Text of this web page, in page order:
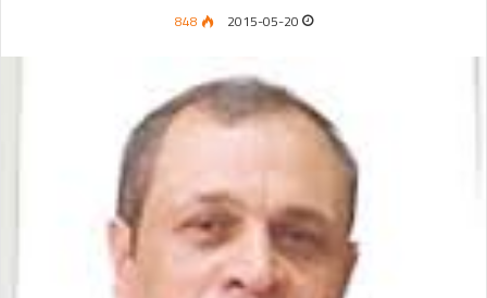
2015-05-20
848